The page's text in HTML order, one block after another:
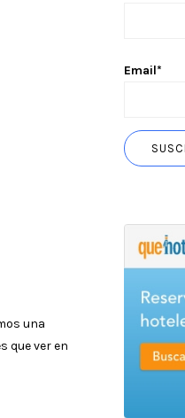
una
que ver en
Email*